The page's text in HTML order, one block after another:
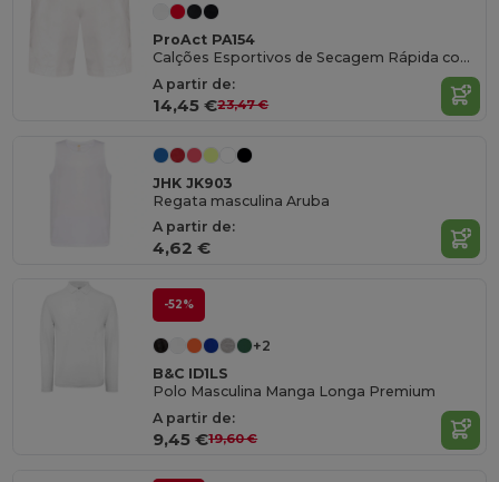
ProAct PA154
Calções Esportivos de Secagem Rápida com Bolsos
A partir de:
14,45 €23,47 €
JHK JK903
Regata masculina Aruba
A partir de:
4,62 €
-52%
+2
B&C ID1LS
Polo Masculina Manga Longa Premium
A partir de:
9,45 €19,60 €